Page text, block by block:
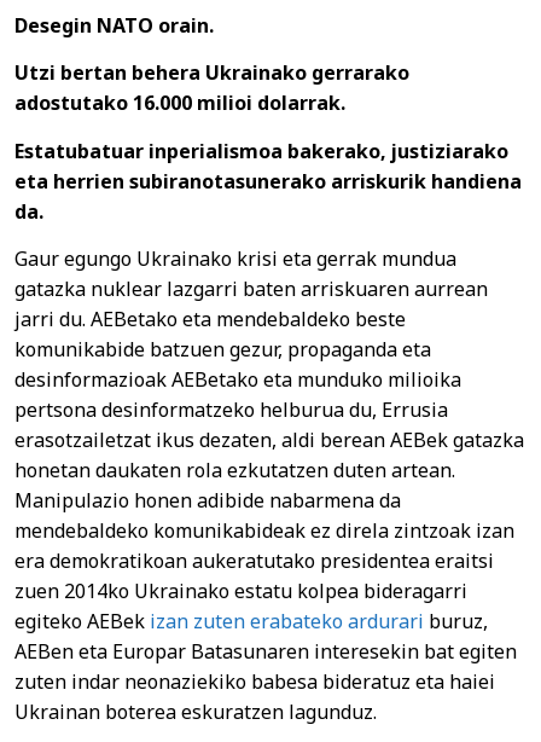
Desegin NATO orain.
Utzi bertan behera Ukrainako gerrarako
adostutako 16.000 milioi dolarrak.
Estatubatuar inperialismoa bakerako, justiziarako
eta herrien subiranotasunerako arriskurik handiena
da.
Gaur egungo Ukrainako krisi eta gerrak mundua
gatazka nuklear lazgarri baten arriskuaren aurrean
jarri du. AEBetako eta mendebaldeko beste
komunikabide batzuen gezur, propaganda eta
desinformazioak AEBetako eta munduko milioika
pertsona desinformatzeko helburua du, Errusia
erasotzailetzat ikus dezaten, aldi berean AEBek gatazka
honetan daukaten rola ezkutatzen duten artean.
Manipulazio honen adibide nabarmena da
mendebaldeko komunikabideak ez direla zintzoak izan
era demokratikoan aukeratutako presidentea eraitsi
zuen 2014ko Ukrainako estatu kolpea bideragarri
egiteko AEBek izan zuten erabateko ardurari buruz,
AEBen eta Europar Batasunaren interesekin bat egiten
zuten indar neonaziekiko babesa bideratuz eta haiei
Ukrainan boterea eskuratzen lagunduz.